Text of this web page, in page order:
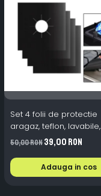
Set 4 folii de protectie
aragaz, teflon, lavabile,
reutilizabile, Negru/Gri
50,00 RON39,00 RON
Adauga in cos